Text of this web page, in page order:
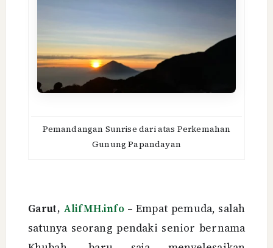
Pemandangan Sunrise dari atas Perkemahan
Gunung Papandayan
Garut, AlifMH.info– Empat pemuda, salah
satunya seorang pendaki senior bernama